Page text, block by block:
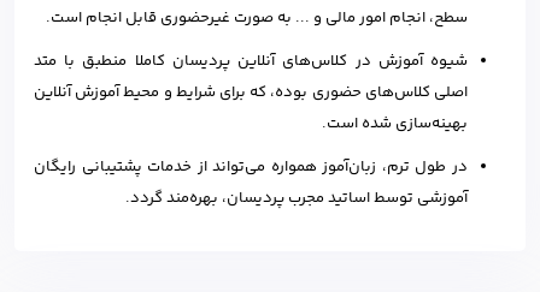
سطح، انجام امور مالی و ... به صورت غیرحضوری قابل انجام است.
شیوه آموزش در کلاس‌های آنلاین پردیسان کاملا منطبق با متد
اصلی کلاس‌های حضوری بوده، که برای شرایط و محیط آموزش آنلاین
بهینه‌سازی شده است.
در طول ترم، زبان‌آموز همواره می‌تواند از خدمات پشتیبانی رایگان
آموزشی توسط اساتید مجرب پردیسان، بهره‌مند گردد.